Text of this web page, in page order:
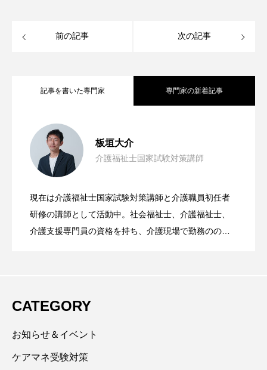
前の記事 次の記事
記事を書いた専門家 専門家の新着記事
板垣大介
介護福祉士国家試験対策講師
現在は介護福祉士国家試験対策講師と介護職員初任者
研修の講師として活動中。社会福祉士、介護福祉士、
介護支援専門員の資格を持ち、介護現場で勤務のの
格をサポートして結果を残した。介護分野だけでな
たいと考え、医療福祉の現場で医療ソーシャルワーカ
2025.10.02
2025.05.21
2025.04.24 介護職員初任者研修始めます！！「取得
CATEGORY
お知らせ＆イベント
ケアマネ受験対策